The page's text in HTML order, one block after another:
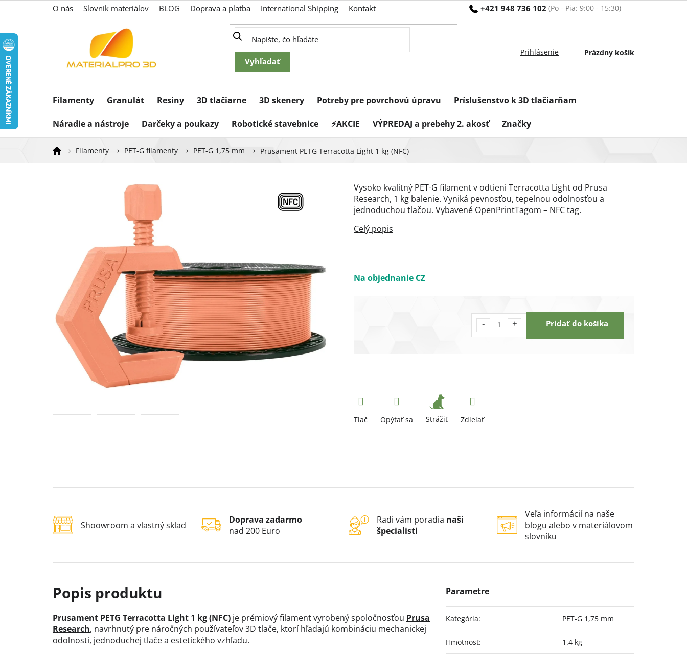
na
+421 948 736 102
O nás Slovník materiálov BLOG Doprava a platba International Shipping Kontakt
Nákupný
Prázdny košík
Filamenty Granulát Resiny 3D tlačiarne 3D skenery Potreby pre povrchovú úpravu Príslušenstvo k 3D tlačiarňam
Náradie a nástroje Darčeky a poukazy Robotické stavebnice ⚡AKCIE VÝPREDAJ a prebehy 2. akosť Značky
Filamenty PET-G filamenty PET-G 1,75 mm Prusament PETG Terracotta Light 1 kg (NFC)
Na objednanie CZ
Pridať do košíka
Vysoko kvalitný PET-G filament v odtieni Terracotta Light od Prusa
Research, 1 kg balenie. Vyniká pevnosťou, tepelnou odolnosťou a
jednoduchou tlačou. Vybavené OpenPrintTagom – NFC tag.
Tlač Opýtať sa Strážiť Zdieľať
Shoowroom a vlastný sklad
Doprava zadarmo
nad 200 Euro
Radi vám poradia naši
špecialisti
Veľa informácií na naše
blogu alebo v materiálovom
slovníku
Prusament PETG Terracotta Light 1 kg (NFC) je prémiový filament vyrobený spoločnosťou Prusa
Research, navrhnutý pre náročných používateľov 3D tlače, ktorí hľadajú kombináciu mechanickej
odolnosti, jednoduchej tlače a estetického vzhľadu.
Kategória: PET-G 1,75 mm
Hmotnosť: 1.4 kg